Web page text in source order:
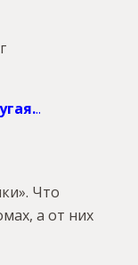
...
Что
а от них